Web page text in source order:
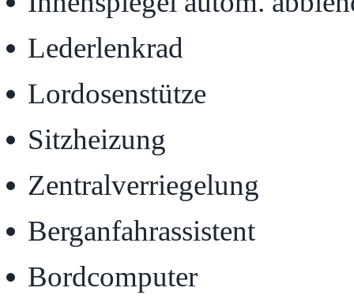
Lederlenkrad
Lordosenstütze
Sitzheizung
Zentralverriegelung
Berganfahrassistent
Bordcomputer